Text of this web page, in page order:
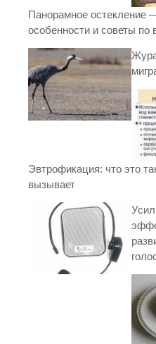
Панорамное остекление
особенности и советы по
Эвтрофикация: что это
вызывает